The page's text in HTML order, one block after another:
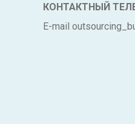
КОНТАКТНЫЙ
E-mail